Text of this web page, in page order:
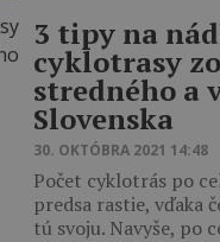
3 tipy na
cyklotrasy
stredného a
Slovenska
30. OKTÓBRA 2021 14:48
Počet cyklotrás po
predsa rastie, vďaka
tú svoju. Navyše, po